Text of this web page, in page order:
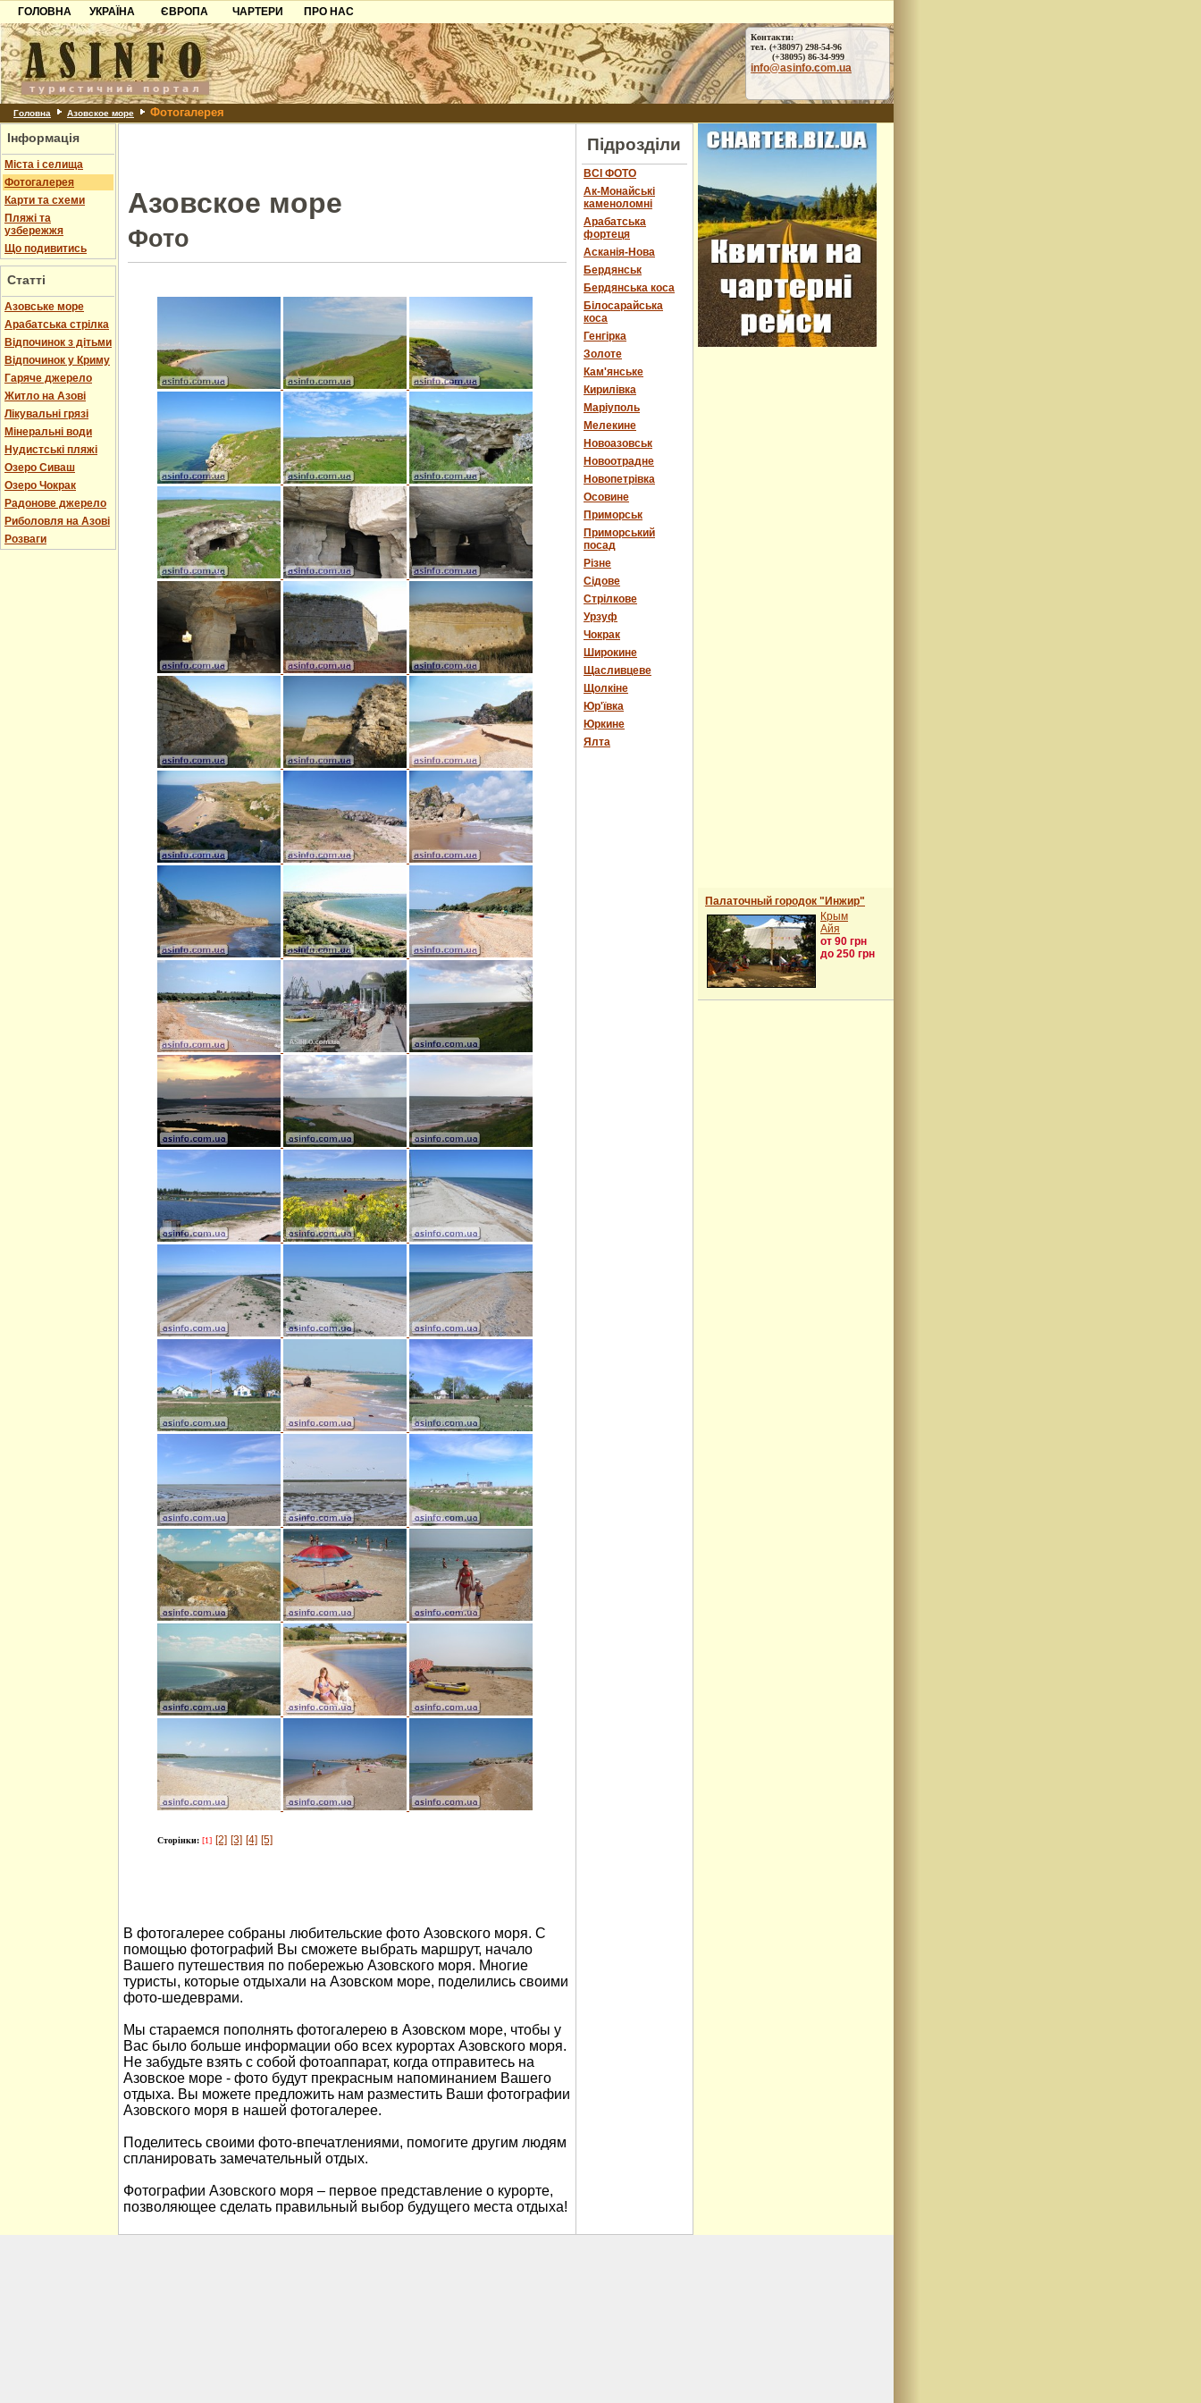
ГОЛОВНА
УКРАЇНА
Карпати
Азов
Причорноморря
Шацьк
ЄВРОПА
Чорногорія
Хорватія
Болгарія
Албанія
ЧАРТЕРИ
ПРО НАС
Контакти
Партнерам
Додати готель
Контакти:
тел. (+38097) 298-54-96
(+38095) 86-34-999
info@asinfo.com.ua
Головна Азовское море Фотогалерея
Інформація
Міста і селища
Фотогалерея
Карти та схеми
Пляжі та
узбережжя
Що подивитись
Статті
Азовське море
Арабатська стрілка
Відпочинок з дітьми
Відпочинок у Криму
Гаряче джерело
Житло на Азові
Лікувальні грязі
Мінеральні води
Нудистські пляжі
Озеро Сиваш
Озеро Чокрак
Радонове джерело
Риболовля на Азові
Розваги
Азовское море
Фото
Сторінки: [1] [2] [3] [4] [5]
В фотогалерее собраны любительские фото Азовского моря. С
помощью фотографий Вы сможете выбрать маршрут, начало
Вашего путешествия по побережью Азовского моря. Многие
туристы, которые отдыхали на Азовском море, поделились своими
фото-шедеврами.
Мы стараемся пополнять фотогалерею в Азовском море, чтобы у
Вас было больше информации обо всех курортах Азовского моря.
Не забудьте взять с собой фотоаппарат, когда отправитесь на
Азовское море - фото будут прекрасным напоминанием Вашего
отдыха. Вы можете предложить нам разместить Ваши фотографии
Азовского моря в нашей фотогалерее.
Поделитесь своими фото-впечатлениями, помогите другим людям
спланировать замечательный отдых.
Фотографии Азовского моря – первое представление о курорте,
позволяющее сделать правильный выбор будущего места отдыха!
Підрозділи
ВСІ ФОТО
Ак-Монайські
каменоломні
Арабатська
фортеця
Асканія-Нова
Бердянськ
Бердянська коса
Білосарайська
коса
Генгірка
Золоте
Кам'янське
Кирилівка
Маріуполь
Мелекине
Новоазовськ
Новоотрадне
Новопетрівка
Осовине
Приморськ
Приморський
посад
Різне
Сідове
Стрілкове
Урзуф
Чокрак
Широкине
Щасливцеве
Щолкіне
Юр'ївка
Юркине
Ялта
Палаточный городок "Инжир"
Крым
Айя
от 90 грн
до 250 грн